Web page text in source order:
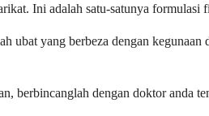
Ini adalah satu-satunya
yang berbeza dengan
berbincanglah dengan doktor anda